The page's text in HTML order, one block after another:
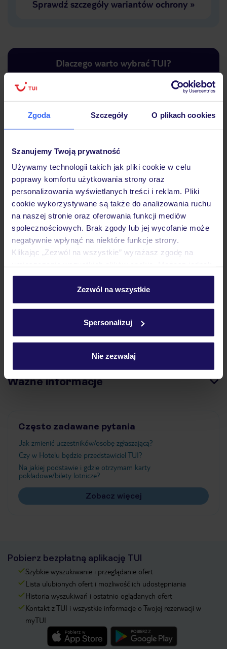
Zgoda Szczegóły O plikach cookies
Szanujemy Twoją prywatność
Używamy technologii takich jak pliki cookie w celu
poprawy komfortu użytkowania strony oraz
personalizowania wyświetlanych treści i reklam. Pliki
cookie wykorzystywane są także do analizowania ruchu
na naszej stronie oraz oferowania funkcji mediów
społecznościowych. Brak zgody lub jej wycofanie może
negatywnie wpłynąć na niektóre funkcje strony.
Klikając „Zezwól na wszystkie” wyrażasz zgodę na
personalizować swój wybór wchodząc w zakładkę
Szczegółowe informacje o plikach cookie znajdziesz
Zezwól na wszystkie
Spersonalizuj
Nie zezwalaj
Sprawdź szczegóły wariantów ochrony»
Dlaczego warto wybrać TUI?
Lider niskich cen
Największe biuro
30 lat w
Hotel
Opinie
Wyżywienie
Atrakcje
Ważne informacje
Często zadawane pytania
Jak zmienić uczestników/osobę zgłaszającą?
Czy w Hotelu będzie przedstawiciel TUI?
Na jakiej podstawie i gdzie otrzymam karty
pokładowe/bilety lotnicze?
Zobacz więcej
Pobierz bezpłatną aplikację TUI
Szybkie wyszukiwanie i przeglądanie ofert
Lista ulubionych ofert i możliwość ich udostępniania
Historia wyszukiwań i ostatnio oglądanych ofert
Kontakt z TUI i wszystkie informacje o Twojej rezerwacji w
myTUI